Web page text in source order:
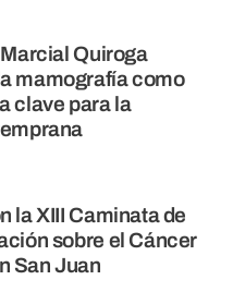
Quiroga
mamografía como
clave para la
la XIII Caminata de
sobre el Cáncer
San Juan